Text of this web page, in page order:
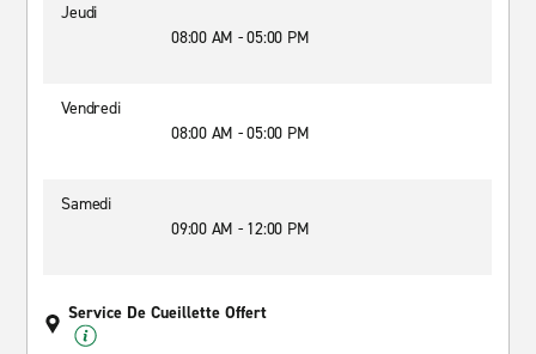
Jeudi
08:00 AM - 05:00 PM
Vendredi
08:00 AM - 05:00 PM
Samedi
09:00 AM - 12:00 PM
Service De Cueillette Offert